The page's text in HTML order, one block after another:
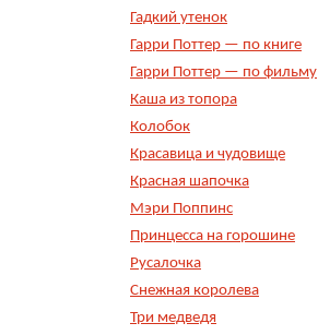
Гадкий утенок
Гарри Поттер — по книге
Гарри Поттер — по фильму
Каша из топора
Колобок
Красавица и чудовище
Красная шапочка
Мэри Поппинс
Принцесса на горошине
Русалочка
Снежная королева
Три медведя